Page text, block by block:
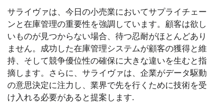
サライヴァは、今日の小売業においてサプライチェー
ンと在庫管理の重要性を強調しています。顧客は欲し
いものが見つからない場合、待つ忍耐がほとんどあり
ません。成功した在庫管理システムが顧客の獲得と維
持、そして競争優位性の確保に大きな違いを生むと指
摘します。さらに、サライヴァは、企業がデータ駆動
の意思決定に注力し、業界で先を行くために技術を受
け入れる必要があると提案します.